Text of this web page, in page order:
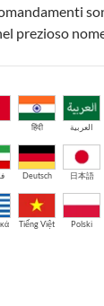
prezioso
हिंदी العربية
Deutsch 日本語
Tiếng Việt Polski